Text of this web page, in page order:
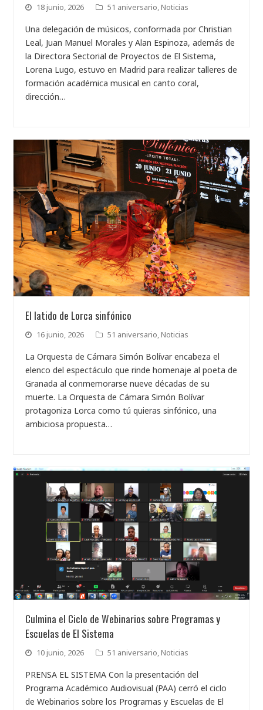
18 junio, 2026 51 aniversario,Noticias
Una delegación de músicos, conformada por Christian
Leal, Juan Manuel Morales y Alan Espinoza, además de
la Directora Sectorial de Proyectos de El Sistema,
Lorena Lugo, estuvo en Madrid para realizar talleres de
formación académica musical en canto coral,
dirección…
El latido de Lorca sinfónico
16 junio, 2026 51 aniversario,Noticias
La Orquesta de Cámara Simón Bolívar encabeza el
elenco del espectáculo que rinde homenaje al poeta de
Granada al conmemorarse nueve décadas de su
muerte. La Orquesta de Cámara Simón Bolívar
protagoniza Lorca como tú quieras sinfónico, una
ambiciosa propuesta…
Culmina el Ciclo de Webinarios sobre Programas y
Escuelas de El Sistema
10 junio, 2026 51 aniversario ,Noticias
PRENSA EL SISTEMA Con la presentación del
Programa Académico Audiovisual (PAA) cerró el ciclo
de Webinarios sobre los Programas y Escuelas de El